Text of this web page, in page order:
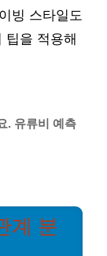
빙 스타일도
팁을 적용해
. 유류비 예측
계 분